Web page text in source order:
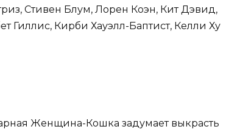
Стивен Блум, Лорен Коэн, Кит Дэвид,
Гиллис, Кирби Хауэлл-Баптист, Келли Ху
Женщина-Кошка задумает выкрасть